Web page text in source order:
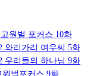
고원벌 포커스 10화
와리가리 여우씨 5화
우리들의 하나님 9화
원벌포커스 9화